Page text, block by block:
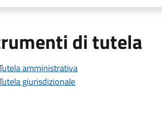
di tutela
amministrativa
giurisdizionale